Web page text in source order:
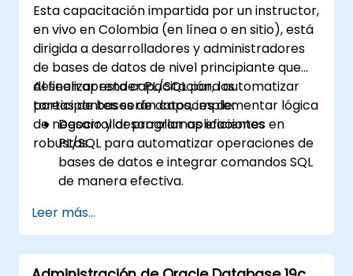
para soluciones de bases de datos
robustas.
Esta capacitación impartida por un instructor,
en vivo en Colombia (en línea o en sitio), está
dirigida a desarrolladores y administradores
de bases de datos de nivel principiante que
deseen aprender PL/SQL para automatizar
tareas de bases de datos, implementar lógica
de negocio y desarrollar aplicaciones
robustas.
Al finalizar esta capacitación, los
participantes serán capaces de:
Desarrollar programas eficientes en
PL/SQL para automatizar operaciones de
bases de datos e integrar comandos SQL
de manera efectiva.
como procedimientos, funciones,
paquetes y desencadenadores, para
aplicaciones modulares y escalables.
Leer más...